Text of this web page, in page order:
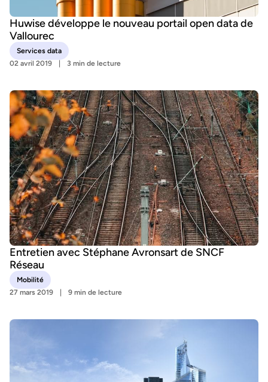
Huwise développe le nouveau portail open data de
Vallourec
Services data
02 avril 2019
3 min de lecture
Entretien avec Stéphane Avronsart de SNCF
Réseau
Mobilité
27 mars 2019
9 min de lecture